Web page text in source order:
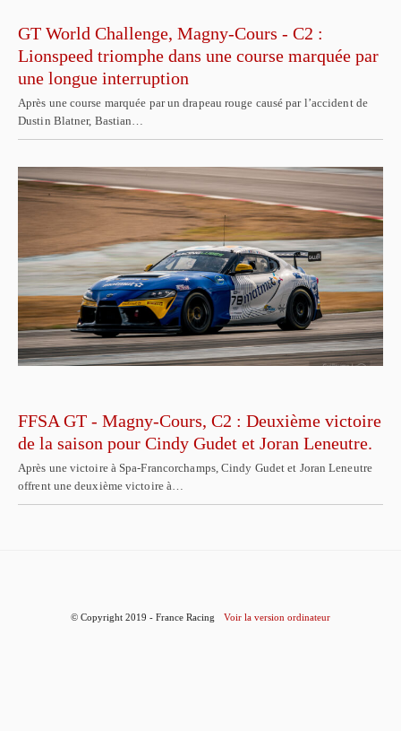
GT World Challenge, Magny-Cours - C2 :
Lionspeed triomphe dans une course marquée par
une longue interruption
Après une course marquée par un drapeau rouge causé par l’accident de
Dustin Blatner, Bastian…
FFSA GT - Magny-Cours, C2 : Deuxième victoire
de la saison pour Cindy Gudet et Joran Leneutre.
Après une victoire à Spa-Francorchamps, Cindy Gudet et Joran Leneutre
offrent une deuxième victoire à…
© Copyright 2019 - France Racing Voir la version ordinateur